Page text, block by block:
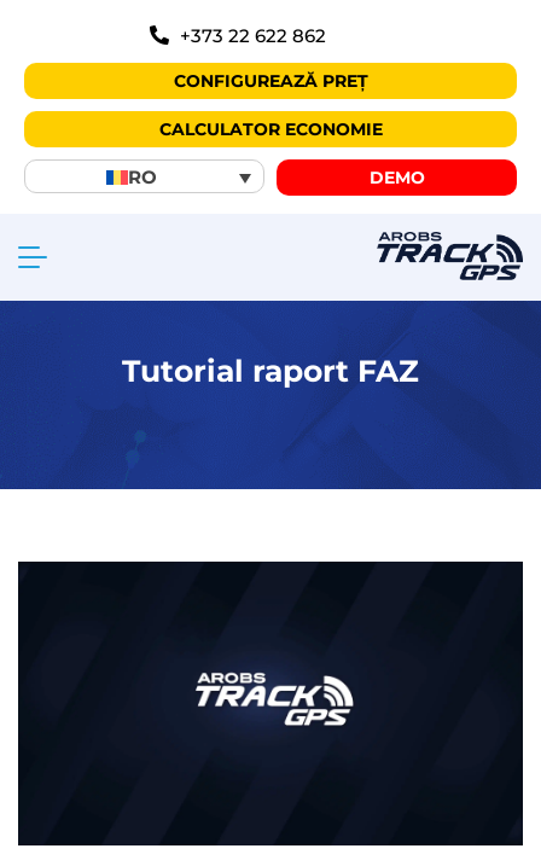
+373 22 622 862
CONFIGUREAZĂ PREȚ
CALCULATOR ECONOMIE
RO DEMO
Tutorial raport FAZ